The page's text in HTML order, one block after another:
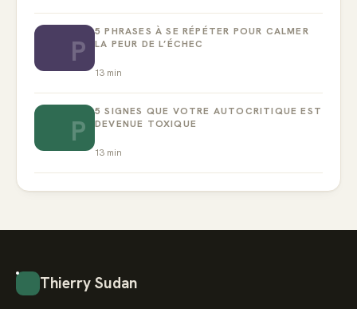
P
5 PHRASES À SE RÉPÉTER POUR CALMER
LA PEUR DE L’ÉCHEC
13 min
P
5 SIGNES QUE VOTRE AUTOCRITIQUE EST
DEVENUE TOXIQUE
13 min
Thierry Sudan